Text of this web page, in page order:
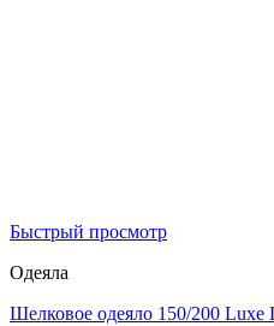
Быстрый просмотр
Одеяла
Шелковое одеяло 150/200 Luxe